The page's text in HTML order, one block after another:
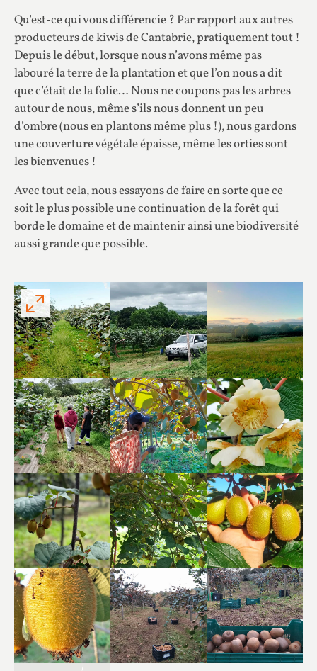
Qu’est-ce qui vous différencie ? Par rapport aux autres
producteurs de kiwis de Cantabrie, pratiquement tout !
Depuis le début, lorsque nous n’avons même pas
labouré la terre de la plantation et que l’on nous a dit
que c’était de la folie… Nous ne coupons pas les arbres
autour de nous, même s’ils nous donnent un peu
d’ombre (nous en plantons même plus !), nous gardons
une couverture végétale épaisse, même les orties sont
les bienvenues !
Avec tout cela, nous essayons de faire en sorte que ce
soit le plus possible une continuation de la forêt qui
borde le domaine et de maintenir ainsi une biodiversité
aussi grande que possible.